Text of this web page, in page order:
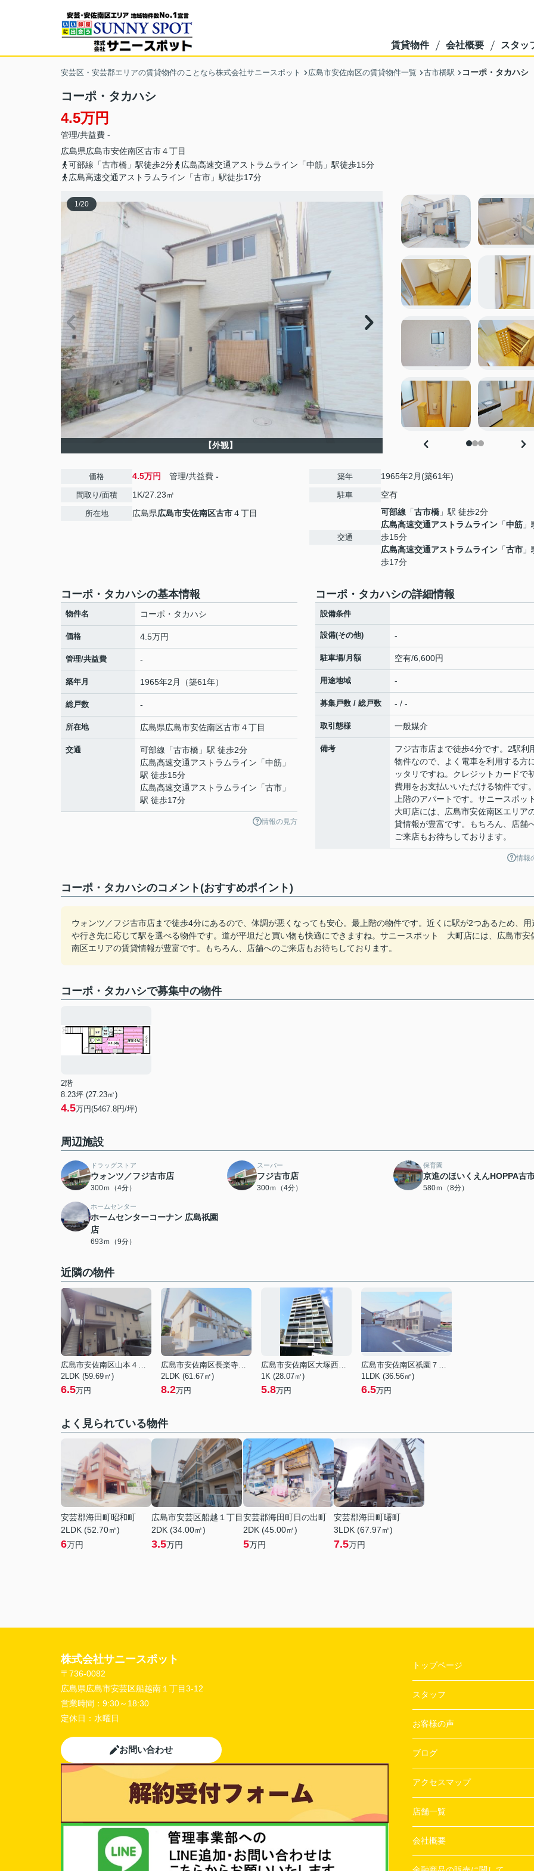
賃貸物件 会社概要 スタッ
安芸区・安芸郡エリアの賃貸物件のことなら株式会社サニースポット 広島市安佐南区の賃貸物件一覧 古市橋駅 コーポ・タカハシ
コーポ・タカハシ
4.5万円
管理/共益費 -
広島県広島市安佐南区古市４丁目
可部線「古市橋」駅徒歩2分
広島高速交通アストラムライン「中筋」駅徒歩15分
広島高速交通アストラムライン「古市」駅徒歩17分
1/20
【外観】
価格 4.5万円 管理/共益費 -
間取り/面積 1K/27.23㎡
所在地 広島県広島市安佐南区古市４丁目
築年 1965年2月(築61年)
駐車 空有
交通
可部線 「古市橋 」駅 徒歩2分
広島高速交通アストラムライン 「中筋
歩15分
広島高速交通アストラムライン 「古市
歩17分
コーポ・タカハシの基本情報
物件名 コーポ・タカハシ
価格 4.5万円
管理/共益費 -
築年月 1965年2月（築61年）
総戸数 -
所在地 広島県広島市安佐南区古市４丁目
交通 可部線 「古市橋 」駅 徒歩2分
広島高速交通アストラムライン 「中筋 」
駅 徒歩15分
広島高速交通アストラムライン 「古市 」
駅 徒歩17分
情報の見方
コーポ・タカハシの詳細情報
設備条件
設備(その他) -
駐車場/月額 空有/6,600円
用途地域 -
募集戸数 / 総戸数 - / -
取引態様 一般媒介
備考
フジ古市店まで徒歩4分です。2駅利
物件なので、よく電車を利用する方
ッタリですね。クレジットカードで
費用をお支払いいただける物件です
上階のアパートです。サニースポ
大町店には、広島市安佐南区エリア
貸情報が豊富です。もちろん、店舗
ご来店もお待ちしております。
情報
コーポ・タカハシのコメント(おすすめポイント)
ウォンツ／フジ古市店まで徒歩4分にあるので、体調が悪くなっても安心。最上階の物件です。近くに駅が2つあるため、用
や行き先に応じて駅を選べる物件です。道が平坦だと買い物も快適にできますね。サニースポット 大町店には、広島市安
南区エリアの賃貸情報が豊富です。もちろん、店舗へのご来店もお待ちしております。
コーポ・タカハシで募集中の物件
2階
8.23坪 (27.23㎡)
4.5万円(5467.8円/坪)
周辺施設
ドラッグストア
ウォンツ／フジ古市店
300ｍ（4分）
スーパー
フジ古市店
300ｍ（4分）
保育園
京進のほいくえんHOPPA古
580ｍ（8分）
ホームセンター
ホームセンターコーナン 広島祇園
店
693ｍ（9分）
近隣の物件
広島市安佐南区山本４丁目
2LDK (59.69㎡)
6.5万円
広島市安佐南区長楽寺１丁目
2LDK (61.67㎡)
8.2万円
広島市安佐南区大塚西３丁目
1K (28.07㎡)
5.8万円
広島市安佐南区祇園７丁目
1LDK (36.56㎡)
6.5万円
よく見られている物件
安芸郡海田町昭和町
2LDK (52.70㎡)
6万円
広島市安芸区船越１丁目
2DK (34.00㎡)
3.5万円
安芸郡海田町日の出町
2DK (45.00㎡)
5万円
安芸郡海田町曙町
3LDK (67.97㎡)
7.5万円
株式会社サニースポット
〒736-0082
広島県広島市安芸区船越南１丁目3-12
営業時間： 9:30～18:30
定休日： 水曜日
お問い合わせ
トップページ
スタッフ
お客様の声
ブログ
アクセスマップ
店舗一覧
会社概要